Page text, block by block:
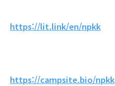
https://lit.link/en/npkk
https://campsite.bio/npkk